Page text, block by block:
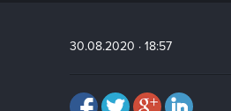
30.08.2020 · 18:57